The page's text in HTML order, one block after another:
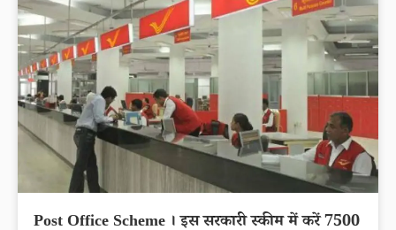
Post Office Scheme । इस सरकारी स्कीम में करें 7500